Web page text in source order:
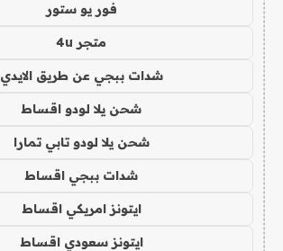
فور يو ستور
متجر 4u
شدات ببجي عن طريق الايدي
شحن يلا لودو اقساط
شحن يلا لودو تابي تمارا
شدات ببجي اقساط
ايتونز امريكي اقساط
ايتونز سعودي اقساط